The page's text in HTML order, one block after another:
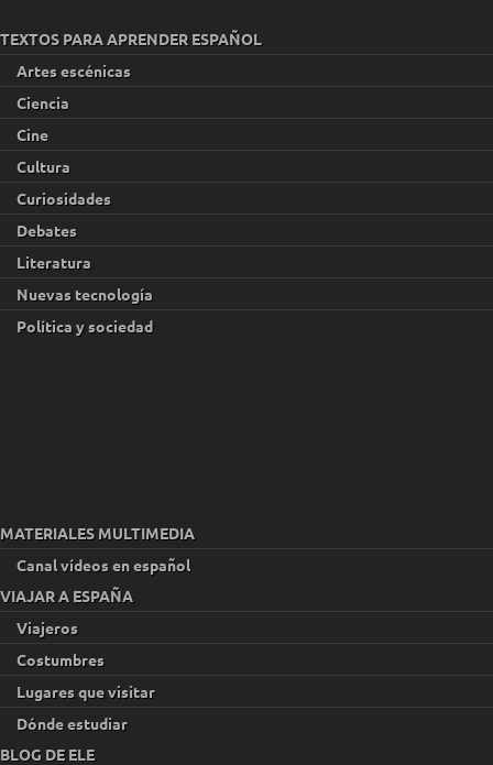
TEXTOS PARA APRENDER ESPAÑOL
Artes escénicas
Ciencia
Cine
Cultura
Curiosidades
Debates
Literatura
Nuevas tecnología
Política y sociedad
MATERIALES MULTIMEDIA
Canal vídeos en español
VIAJAR A ESPAÑA
Viajeros
Costumbres
Lugares que visitar
Dónde estudiar
BLOG DE ELE